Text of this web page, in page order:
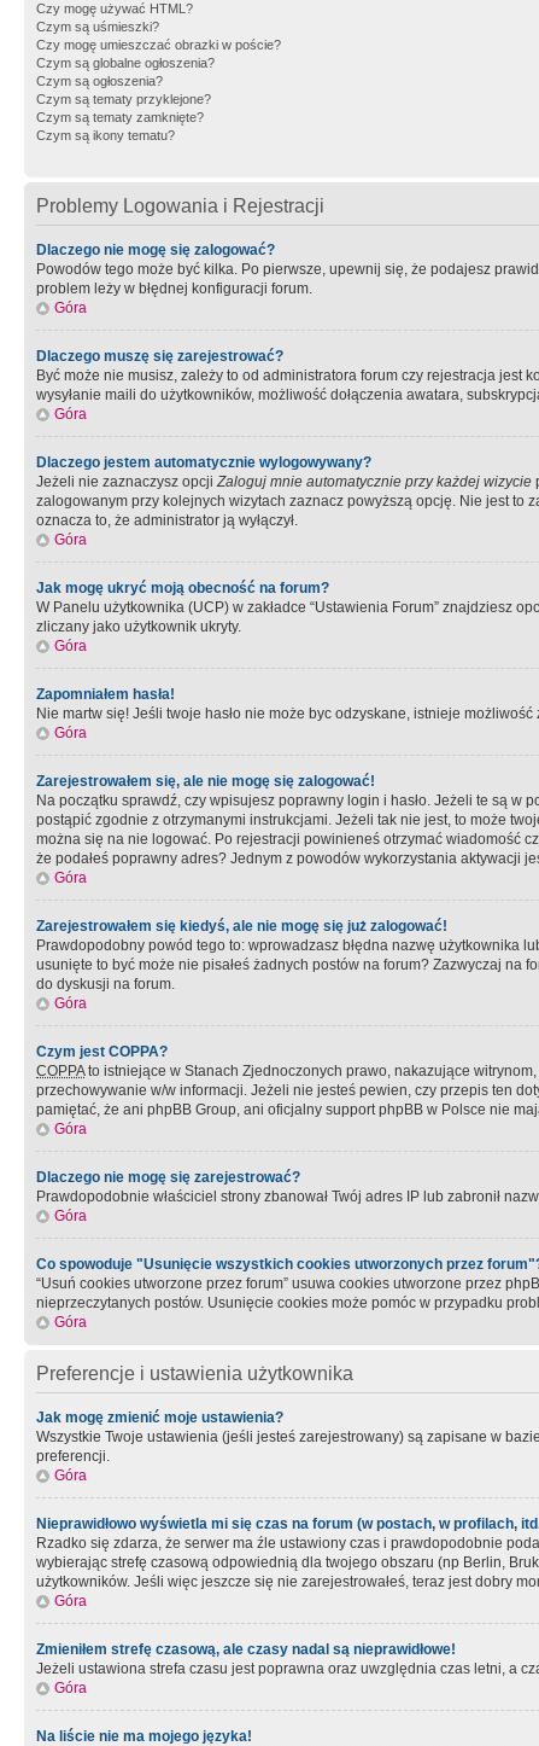
Czy mogę używać HTML?
Czym są uśmieszki?
Czy mogę umieszczać obrazki w poście?
Czym są globalne ogłoszenia?
Czym są ogłoszenia?
Czym są tematy przyklejone?
Czym są tematy zamknięte?
Czym są ikony tematu?
Problemy Logowania i Rejestracji
Dlaczego nie mogę się zalogować?
Powodów tego może być kilka. Po pierwsze, upewnij się, że podajesz
problem leży w błędnej konfiguracji forum.
Góra
Dlaczego muszę się zarejestrować?
Być może nie musisz, zależy to od administratora forum czy rejestracja
wysyłanie maili do użytkowników, możliwość dołączenia awatara,
Góra
Dlaczego jestem automatycznie wylogowywany?
Jeżeli nie zaznaczysz opcjiZaloguj mnie automatycznie przy każdej wizycie
zalogowanym przy kolejnych wizytach zaznacz powyższą opcję. Nie jest
oznacza to, że administrator ją wyłączył.
Góra
Jak mogę ukryć moją obecność na forum?
W Panelu użytkownika (UCP) w zakładce “Ustawienia Forum” znajdziesz
zliczany jako użytkownik ukryty.
Góra
Zapomniałem hasła!
Nie martw się! Jeśli twoje hasło nie może byc odzyskane, istnieje
Góra
Zarejestrowałem się, ale nie mogę się zalogować!
Na początku sprawdź, czy wpisujesz poprawny login i hasło. Jeżeli te są w
postąpić zgodnie z otrzymanymi instrukcjami. Jeżeli tak nie jest, to może
można się na nie logować. Po rejestracji powinieneś otrzymać wiadomość
że podałeś poprawny adres? Jednym z powodów wykorzystania aktywacji
Góra
Zarejestrowałem się kiedyś, ale nie mogę się już zalogować!
Prawdopodobny powód tego to: wprowadzasz błędna nazwę użytkownika
usunięte to być może nie pisałeś żadnych postów na forum? Zazwyczaj
do dyskusji na forum.
Góra
Czym jest COPPA?
COPPAto istniejące w Stanach Zjednoczonych prawo, nakazujące
przechowywanie w/w informacji. Jeżeli nie jesteś pewien, czy przepis ten
pamiętać, że ani phpBB Group, ani oficjalny support phpBB w Polsce nie
Góra
Dlaczego nie mogę się zarejestrować?
Prawdopodobnie właściciel strony zbanował Twój adres IP lub zabronił
Góra
Co spowoduje "Usunięcie wszystkich cookies utworzonych przez
“Usuń cookies utworzone przez forum” usuwa cookies utworzone przez
nieprzeczytanych postów. Usunięcie cookies może pomóc w przypadku
Góra
Preferencje i ustawienia użytkownika
Jak mogę zmienić moje ustawienia?
Wszystkie Twoje ustawienia (jeśli jesteś zarejestrowany) są zapisane w
preferencji.
Góra
Nieprawidłowo wyświetla mi się czas na forum (w postach, w profilach,
Rzadko się zdarza, że serwer ma źle ustawiony czas i prawdopodobnie
wybierając strefę czasową odpowiednią dla twojego obszaru (np Berlin,
użytkowników. Jeśli więc jeszcze się nie zarejestrowałeś, teraz jest dobry
Góra
Zmieniłem strefę czasową, ale czasy nadal są nieprawidłowe!
Jeżeli ustawiona strefa czasu jest poprawna oraz uwzględnia czas letni, a
Góra
Na liście nie ma mojego języka!